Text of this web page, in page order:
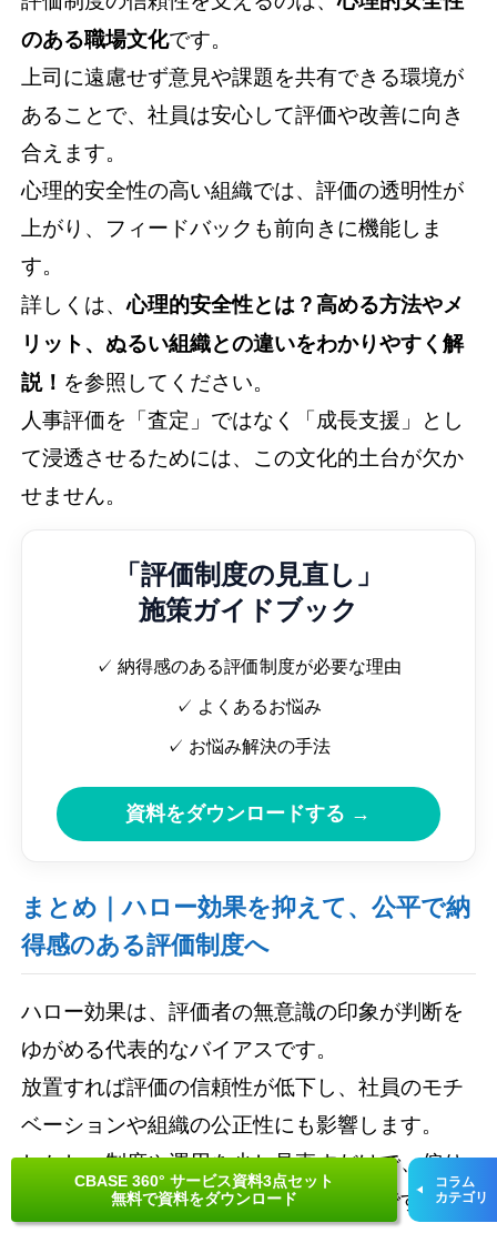
CBASE 360° サービス資料3点セット
無料で資料をダウンロード
コラム
カテゴリ
のある職場文化です。
上司に遠慮せず意見や課題を共有できる環境が
あることで、社員は安心して評価や改善に向き
合えます。
心理的安全性の高い組織では、評価の透明性が
上がり、フィードバックも前向きに機能しま
す。
詳しくは、心理的安全性とは？高める方法やメ
リット、ぬるい組織との違いをわかりやすく解
説！ を参照してください。
人事評価を「査定」ではなく「成長支援」とし
て浸透させるためには、この文化的土台が欠か
せません。
「評価制度の見直し」
施策ガイドブック
✓ 納得感のある評価制度が必要な理由
✓ よくあるお悩み
✓ お悩み解決の手法
資料をダウンロードする →
まとめ｜ハロー効果を抑えて、公平で納
得感のある評価制度へ
ハロー効果は、評価者の無意識の印象が判断を
ゆがめる代表的なバイアスです。
放置すれば評価の信頼性が低下し、社員のモチ
ベーションや組織の公正性にも影響します。
しかし、制度や運用を少し見直すだけで、偏り
の少ない納得感のある評価は実現可能です。